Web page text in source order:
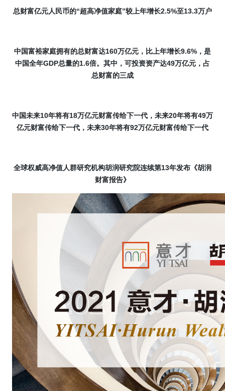
总财富亿元人民币的“超高净值家庭”较上年增长2.5%至13.3万户
中国富裕家庭拥有的总财富达160万亿元， 比上年增长9.6% ， 是
中国全年GDP总量的1.6倍。 其中，可投资资产达49万亿元，占
总财富的三成
中国未来10年将有18万亿元财富传给下一代，未来20年将有49万
亿元财富传给下一代，未来30年将有92万亿元财富传给下一代
全球权威高净值人群研究机构胡润研究院连续第13年发布《胡润
财富报告》